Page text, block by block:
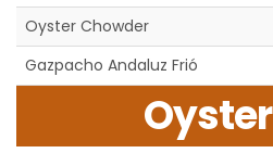
Oyster Chowder
Gazpacho Andaluz Frió